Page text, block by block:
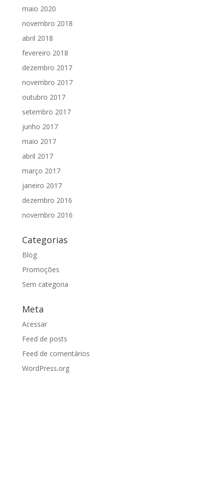
maio 2020
novembro 2018
abril 2018
fevereiro 2018
dezembro 2017
novembro 2017
outubro 2017
setembro 2017
junho 2017
maio 2017
abril 2017
março 2017
janeiro 2017
dezembro 2016
novembro 2016
Categorias
Blog
Promoções
Sem categoria
Meta
Acessar
Feed de posts
Feed de comentários
WordPress.org